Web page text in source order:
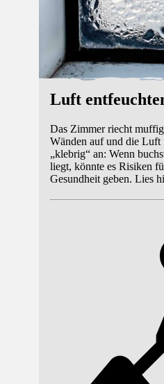
Luft
Das Zimmer riecht
Wänden auf und die
„klebrig“ an: Wenn
liegt, könnte es Risiken
Gesundheit geben. Lies